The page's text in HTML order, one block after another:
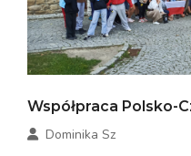
Współpraca Polsko-
Dominika Sz